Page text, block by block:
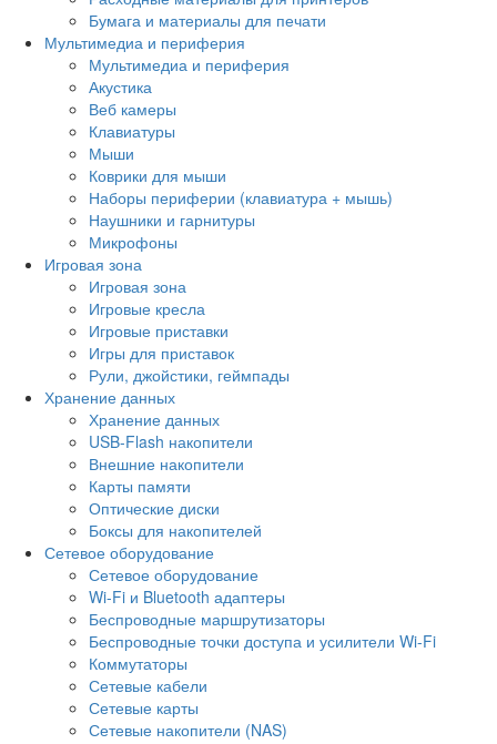
Бумага и материалы для печати
Мультимедиа и периферия
Мультимедиа и периферия
Акустика
Веб камеры
Клавиатуры
Мыши
Коврики для мыши
Наборы периферии (клавиатура + мышь)
Наушники и гарнитуры
Микрофоны
Игровая зона
Игровая зона
Игровые кресла
Игровые приставки
Игры для приставок
Рули, джойстики, геймпады
Хранение данных
Хранение данных
USB-Flash накопители
Внешние накопители
Карты памяти
Оптические диски
Боксы для накопителей
Сетевое оборудование
Сетевое оборудование
Wi-Fi и Bluetooth адаптеры
Беспроводные маршрутизаторы
Беспроводные точки доступа и усилители Wi-Fi
Коммутаторы
Сетевые кабели
Сетевые карты
Сетевые накопители (NAS)